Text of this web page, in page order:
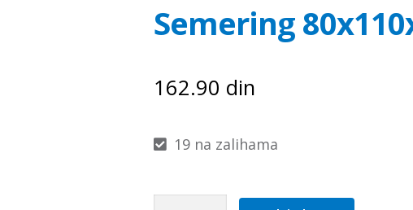
Semering
162.90 din
19 na zalihama
Semering